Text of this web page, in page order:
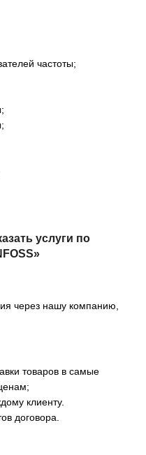
частоты;
услуги по
через нашу компанию,
товаров в самые
клиенту.
договора.